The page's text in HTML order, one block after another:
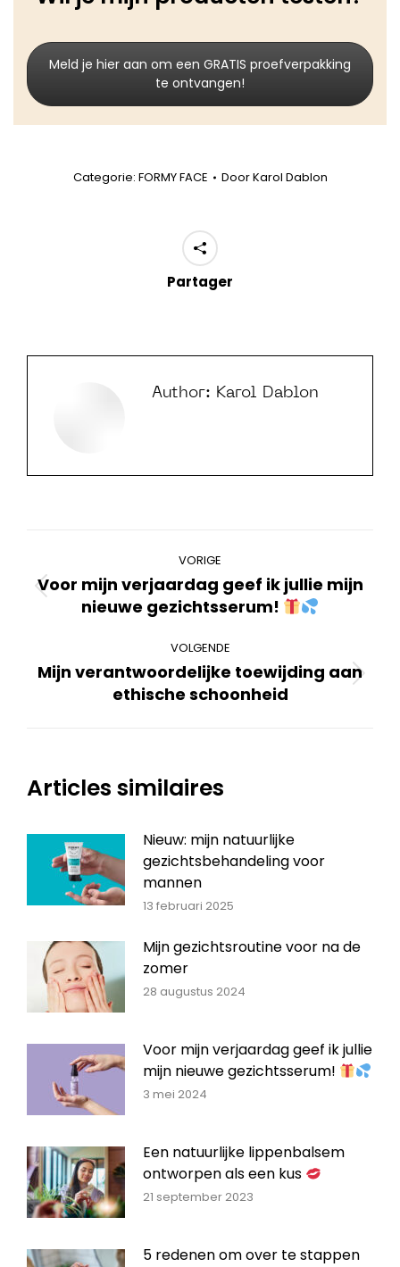
Meld je hier aan om een GRATIS proefverpakking
te ontvangen!
Categorie: FORMY FACE DoorKarol Dablon
Partager
Author: Karol Dablon
navigatie
VORIGE
Vorig
bericht
Voor mijn verjaardag geef ik jullie mijn
nieuwe gezichtsserum!
VOLGENDE
Volgend
bericht
Mijn verantwoordelijke toewijding aan
ethische schoonheid
Articles similaires
Nieuw: mijn natuurlijke
gezichtsbehandeling voor
mannen
13 februari 2025
Mijn gezichtsroutine voor na de
zomer
28 augustus 2024
Voor mijn verjaardag geef ik jullie
mijn nieuwe gezichtsserum!
3 mei 2024
Een natuurlijke lippenbalsem
ontworpen als een kus
21 september 2023
5 redenen om over te stappen